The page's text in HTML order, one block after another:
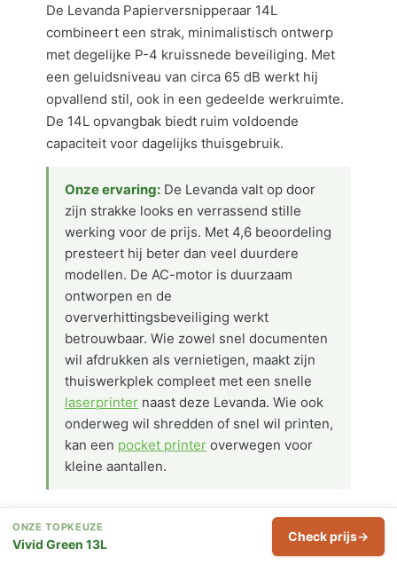
De Levanda Papierversnipperaar 14L
combineert een strak, minimalistisch ontwerp
met degelijke P-4 kruissnede beveiliging. Met
een geluidsniveau van circa 65 dB werkt hij
opvallend stil, ook in een gedeelde werkruimte.
De 14L opvangbak biedt ruim voldoende
capaciteit voor dagelijks thuisgebruik.
Onze ervaring: De Levanda valt op door
zijn strakke looks en verrassend stille
werking voor de prijs. Met 4,6 beoordeling
presteert hij beter dan veel duurdere
modellen. De AC-motor is duurzaam
ontworpen en de
oververhittingsbeveiliging werkt
betrouwbaar. Wie zowel snel documenten
wil afdrukken als vernietigen, maakt zijn
thuiswerkplek compleet met een snelle
laserprinter naast deze Levanda. Wie ook
onderweg wil shredden of snel wil printen,
kan een pocket printer overwegen voor
kleine aantallen.
VOORDELEN
Hoge beoordeling (4,6) voor de prijs
Stil (65 dB) — geschikt voor gedeelde
ONZE TOPKEUZE
Vivid Green 13L Check prijs